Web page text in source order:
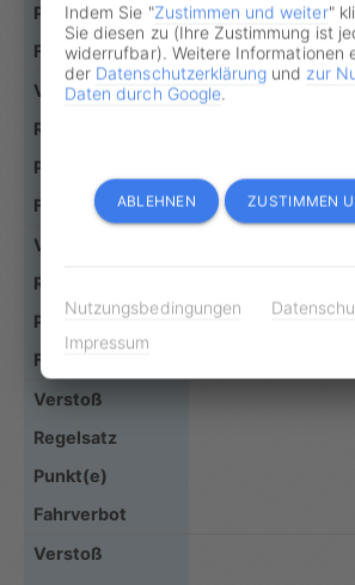
Indem Sie "Zustimmen und weiter"
Sie diesen zu (Ihre Zustimmung ist
widerrufbar). Weitere Informationen
der Datenschutzerklärung und zur
Daten durch Google.
ABLEHNEN ZUSTIMMEN
Nutzungsbedingungen
Impressum